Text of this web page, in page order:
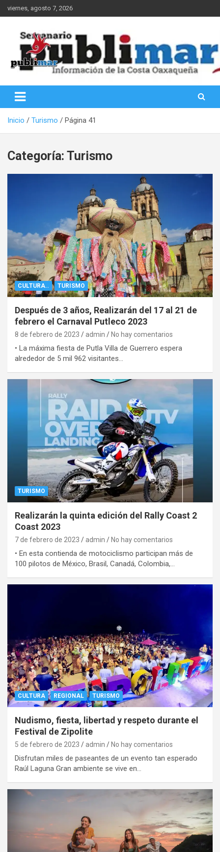
Saltar
al
viernes, agosto 7, 2026
PubliMar
Inicio Turismo Página 41
Categoría: Turismo
CULTURA.. TURISMO
Después de 3 años, Realizarán del 17 al 21 de
febrero el Carnaval Putleco 2023
8 de febrero de 2023 admin No hay comentarios
• La máxima fiesta de Putla Villa de Guerrero espera
alrededor de 5 mil 962 visitantes…
TURISMO
Realizarán la quinta edición del Rally Coast 2
Coast 2023
7 de febrero de 2023 admin No hay comentarios
• En esta contienda de motociclismo participan más de
100 pilotos de México, Brasil, Canadá, Colombia,…
CULTURA REGIONAL TURISMO
Nudismo, fiesta, libertad y respeto durante el
Festival de Zipolite
5 de febrero de 2023 admin No hay comentarios
Disfrutan miles de paseantes de un evento tan esperado
Raúl Laguna Gran ambiente se vive en…